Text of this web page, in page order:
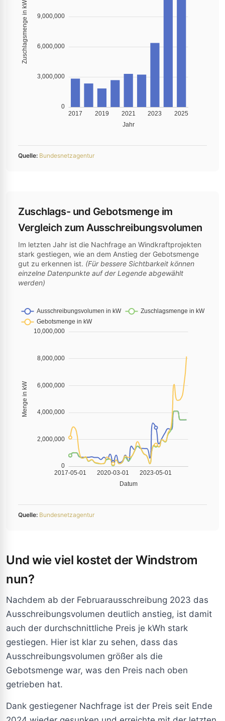
Quelle: Bundesnetzagentur
Zuschlags- und Gebotsmenge im
Vergleich zum Ausschreibungsvolumen
Im letzten Jahr ist die Nachfrage an Windkraftprojekten
stark gestiegen, wie an dem Anstieg der Gebotsmenge
gut zu erkennen ist. (Für bessere Sichtbarkeit können
einzelne Datenpunkte auf der Legende abgewählt
werden)
Quelle: Bundesnetzagentur
Und wie viel kostet der Windstrom
nun?
Nachdem ab der Februarausschreibung 2023 das
Ausschreibungsvolumen deutlich anstieg, ist damit
auch der durchschnittliche Preis je kWh stark
gestiegen. Hier ist klar zu sehen, dass das
Ausschreibungsvolumen größer als die
Gebotsmenge war, was den Preis nach oben
getrieben hat.
Dank gestiegener Nachfrage ist der Preis seit Ende